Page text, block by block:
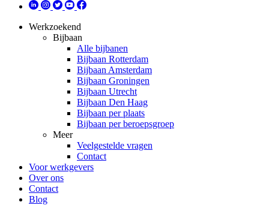
Werkzoekend
Bijbaan
Alle bijbanen
Bijbaan Rotterdam
Bijbaan Amsterdam
Bijbaan Groningen
Bijbaan Utrecht
Bijbaan Den Haag
Bijbaan per plaats
Bijbaan per beroepsgroep
Meer
Veelgestelde vragen
Contact
Voor werkgevers
Over ons
Contact
Blog